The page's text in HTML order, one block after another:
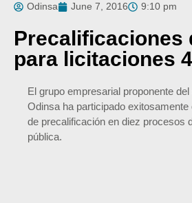
Odinsa June 7, 2016 9:10 pm
Precalificaciones
para licitaciones
El grupo empresarial proponente
Odinsa ha participado exitosamente
de precalificación en diez procesos
pública.